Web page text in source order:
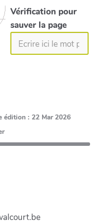
Vérification pour
sauver la page
édition : 22 Mar 2026